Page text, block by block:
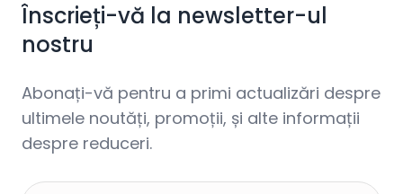
Înscrieți-vă la newsletter-ul
nostru
Abonați-vă pentru a primi actualizări despre
ultimele noutăți, promoții, și alte informații
despre reduceri.